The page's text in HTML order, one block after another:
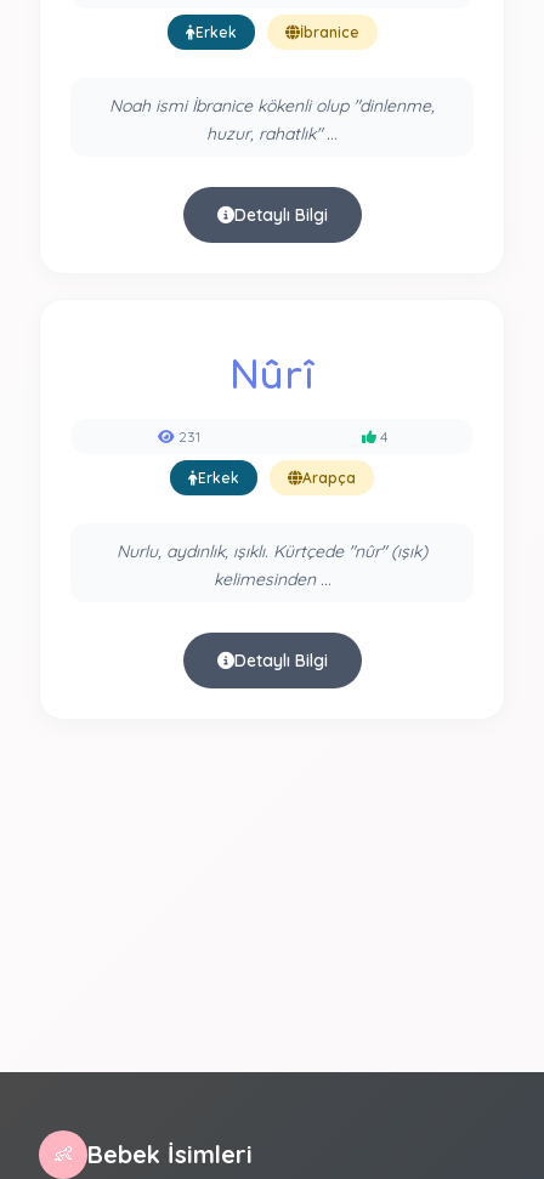
Erkek İbranice
Noah ismi İbranice kökenli olup "dinlenme,
huzur, rahatlık" ...
Detaylı Bilgi
Nûrî
231 4
Erkek Arapça
Nurlu, aydınlık, ışıklı. Kürtçede "nûr" (ışık)
kelimesinden ...
Detaylı Bilgi
👶 Bebek İsimleri